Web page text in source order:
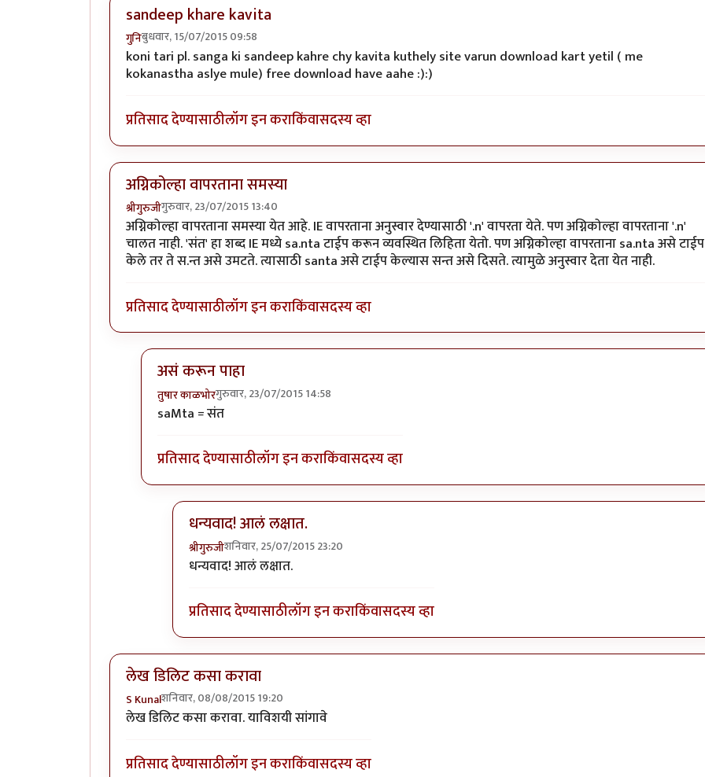
sandeep khare kavita
गुनिबुधवार, 15/07/2015 09:58
koni tari pl. sanga ki sandeep kahre chy kavita kuthely site varun download kart yetil ( me
kokanastha aslye mule) free download have aahe :):)
प्रतिसाद देण्यासाठीलॉग इन कराकिंवासदस्य व्हा
अग्निकोल्हा वापरताना समस्या
श्रीगुरुजीगुरुवार, 23/07/2015 13:40
अग्निकोल्हा वापरताना समस्या येत आहे. IE वापरताना अनुस्वार देण्यासाठी '.n' वापरता येते. पण अग्निकोल्हा वापरताना '.n'
चालत नाही. 'संत' हा शब्द IE मध्ये sa.nta टाईप करून व्यवस्थित लिहिता येतो. पण अग्निकोल्हा वापरताना sa.nta असे टाईप
केले तर ते स.न्त असे उमटते. त्यासाठी santa असे टाईप केल्यास सन्त असे दिसते. त्यामुळे अनुस्वार देता येत नाही.
प्रतिसाद देण्यासाठीलॉग इन कराकिंवासदस्य व्हा
असं करून पाहा
तुषार काळभोरगुरुवार, 23/07/2015 14:58
In reply toअग्निकोल्हा वापरताना समस्या
saMta = संत
प्रतिसाद देण्यासाठीलॉग इन कराकिंवासदस्य व्हा
धन्यवाद! आलं लक्षात.
श्रीगुरुजीशनिवार, 25/07/2015 23:20
In reply toअसं करून पाहा
धन्यवाद! आलं लक्षात.
प्रतिसाद देण्यासाठीलॉग इन कराकिंवासदस्य व्हा
लेख डिलिट कसा करावा
S Kunalशनिवार, 08/08/2015 19:20
लेख डिलिट कसा करावा. याविशयी सांगावे
प्रतिसाद देण्यासाठीलॉग इन कराकिंवासदस्य व्हा